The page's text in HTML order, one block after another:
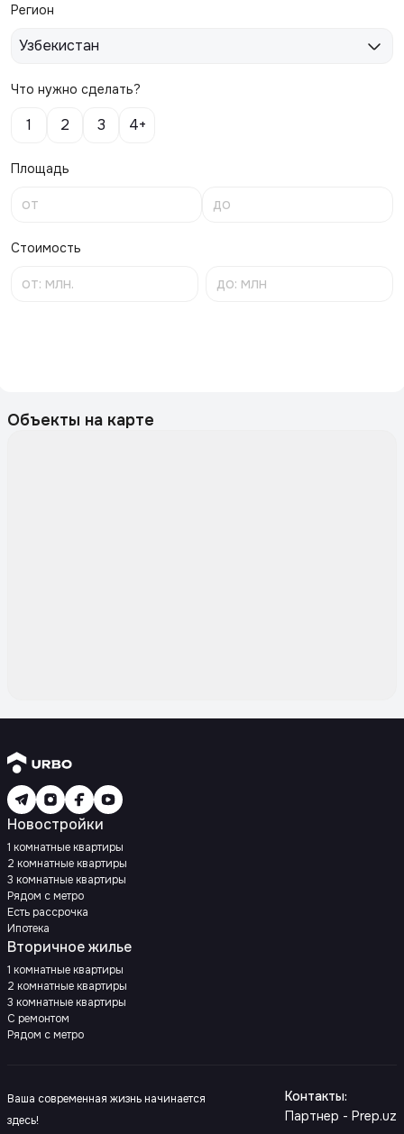
Регион
Узбекистан
Что нужно сделать?
1 2 3 4+
Площадь
Стоимость
Объекты на карте
Новостройки
1 комнатные квартиры
2 комнатные квартиры
3 комнатные квартиры
Рядом с метро
Есть рассрочка
Ипотека
Вторичное жилье
1 комнатные квартиры
2 комнатные квартиры
3 комнатные квартиры
С ремонтом
Рядом с метро
Ваша современная жизнь начинается
здесь!
Контакты:
Партнер - Prep.uz